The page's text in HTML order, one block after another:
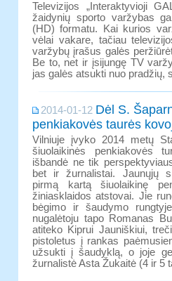
Televizijos „Interaktyvioji
žaidynių sporto varžybas
(HD) formatu. Kai kurios
vėlai vakare, tačiau
varžybų įrašus galės
Be to, net ir įsijungę TV
jas galės atsukti nuo pradžių,
2014-01-12 Dėl S.
penkiakovės taurės
Vilniuje įvyko 2014 metų
šiuolaikinės penkiakovės
išbandė ne tik
bet ir žurnalistai. Jaunųjų
pirmą kartą šiuolaikinę
žiniasklaidos atstovai. Jie
bėgimo ir šaudymo
nugalėtoju tapo Romanas
atiteko Kiprui Jauniškiui,
pistoletus į rankas
užsukti į šaudyklą, o joje
žurnalistė Asta Žukaitė (4 ir 5